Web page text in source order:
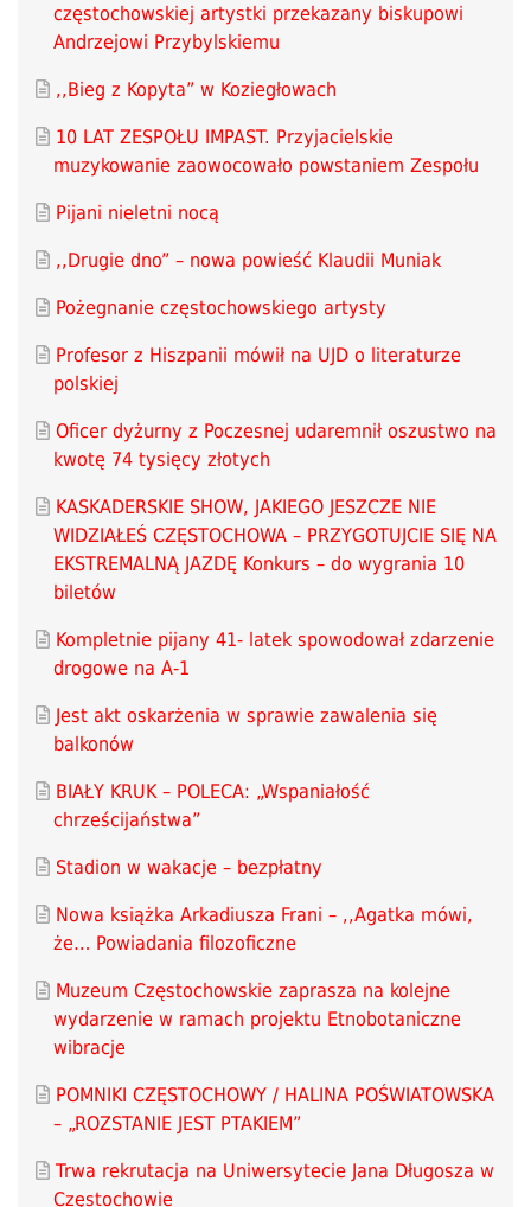
częstochowskiej artystki przekazany biskupowi
Andrzejowi Przybylskiemu
,,Bieg z Kopyta” w Koziegłowach
10 LAT ZESPOŁU IMPAST. Przyjacielskie
muzykowanie zaowocowało powstaniem Zespołu
Pijani nieletni nocą
,,Drugie dno” – nowa powieść Klaudii Muniak
Pożegnanie częstochowskiego artysty
Profesor z Hiszpanii mówił na UJD o literaturze
polskiej
Oficer dyżurny z Poczesnej udaremnił oszustwo na
kwotę 74 tysięcy złotych
KASKADERSKIE SHOW, JAKIEGO JESZCZE NIE
WIDZIAŁEŚ CZĘSTOCHOWA – PRZYGOTUJCIE SIĘ NA
EKSTREMALNĄ JAZDĘ Konkurs – do wygrania 10
biletów
Kompletnie pijany 41- latek spowodował zdarzenie
drogowe na A-1
Jest akt oskarżenia w sprawie zawalenia się
balkonów
BIAŁY KRUK – POLECA: „Wspaniałość
chrześcijaństwa”
Stadion w wakacje – bezpłatny
Nowa książka Arkadiusza Frani – ,,Agatka mówi,
że… Powiadania filozoficzne
Muzeum Częstochowskie zaprasza na kolejne
wydarzenie w ramach projektu Etnobotaniczne
wibracje
POMNIKI CZĘSTOCHOWY / HALINA POŚWIATOWSKA
– „ROZSTANIE JEST PTAKIEM”
Trwa rekrutacja na Uniwersytecie Jana Długosza w
Częstochowie